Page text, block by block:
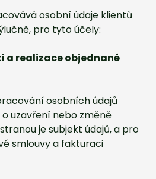
osobní údaje klientů
pro tyto účely:
a realizace objednané
osobních údajů
uzavření nebo změně
je subjekt údajů, a pro
smlouvy a fakturaci